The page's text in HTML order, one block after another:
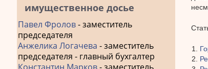
имущественное досье
Павел Фролов- заместитель
председателя
Анжелика Логачева - заместитель
председателя - главный бухгалтер